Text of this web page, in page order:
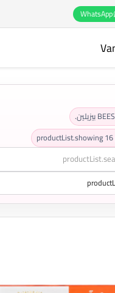
WhatsApp
productList.showing16